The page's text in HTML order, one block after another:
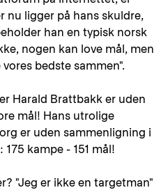
nu ligger på hans skuldre,
han en typisk norsk
nogen kan love mål, men
bedste sammen".
Harald Brattbakk er uden
mål! Hans utrolige
er uden sammenligning i
kampe - 151 mål!
"Jeg er ikke en targetman"